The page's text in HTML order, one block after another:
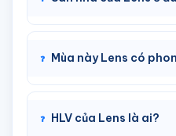
Mùa này Lens có
HLV của Lens là ai?